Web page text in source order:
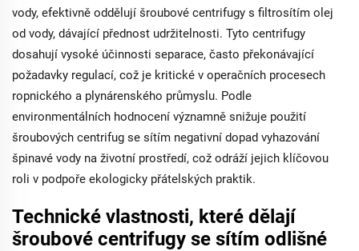
vody, efektivně oddělují šroubové centrifugy s filtrosítím olej
od vody, dávající přednost udržitelnosti. Tyto centrifugy
dosahují vysoké účinnosti separace, často překonávající
požadavky regulací, což je kritické v operačních procesech
ropnického a plynárenského průmyslu. Podle
environmentálních hodnocení významně snižuje použití
šroubových centrifug se sítím negativní dopad vyhazování
špinavé vody na životní prostředí, což odráží jejich klíčovou
roli v podpoře ekologicky přátelských praktik.
Technické vlastnosti, které dělají
šroubové centrifugy se sítím odlišné